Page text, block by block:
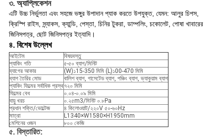
৩. অ্যাপ্লিকেশন
এটি উচ্চ নির্ভুলতা এবং সহজে ভঙ্গুর উপাদান প্যাক করতে উপযুক্ত, যেমন: আলুর চিপস,
ক্রিস্পি রাইস, স্ন্যাকস, ক্যান্ডি, পেস্তা, চিনির টুকরা, ডাম্পলিং, চকোলেট, পোষা খাবারের
জিনিসপত্র, ছোট জিনিসপত্র ইত্যাদি।
৪. বিশেষ উল্লেখ
আইটেম
বিষয়বস্তু
প্যাকিং গতি
৫-৫০ ব্যাগ/মিনিট
ব্যাগের আকার
(W)১15-350 মিমি (L)১00-470 মিমি
ব্যাগ তৈরির মোড
বালিশ ব্যাগ, গাসেটেড ব্যাগ, পঞ্চিং ব্যাগ, ভ্যাকুয়াম ব্যাগ
প্যাকিং ফিল্মের সর্বাধিক প্রস্থ৭২০ মিমি
ফিল্মের বেধ
০.০৪-০.০৯ মিমি
বায়ু খরচ
০.২৫m3/মিনিট ০.৮Pa
প্রধান শক্তি/ভোল্টেজ
৪ কিলোওয়াট/২২০V ৫০-৬০Hz
মাত্রা
L1340×W1580×H1950mm
মেশিনের ওজন
৮০০ কেজি
৫. বিস্তারিত: